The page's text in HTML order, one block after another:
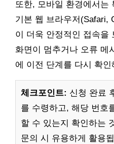
또한, 모바일 환경에서는
기본 웹 브라우저(Safari,
이 더욱 안정적인 접속을
화면이 멈추거나 오류 메
에 이전 단계를 다시 확인
체크포인트: 신청 완료
를 수령하고, 해당 번호
할 수 있는지 확인하는
문의 시 유용하게 활용